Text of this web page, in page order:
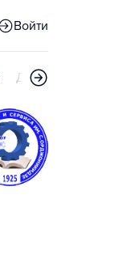
Войти
Дни открытых